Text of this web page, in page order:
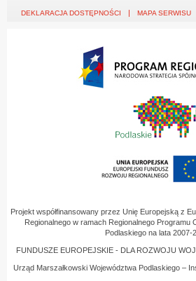
DEKLARACJA DOSTĘPNOŚCI MAPA SERWISU
Projekt współfinansowany przez Unię Europejską z
Regionalnego w ramach Regionalnego Programu
Podlaskiego na lata 2007-
FUNDUSZE EUROPEJSKIE - DLA ROZWOJU
Urząd Marszałkowski Województwa Podlaskiego –